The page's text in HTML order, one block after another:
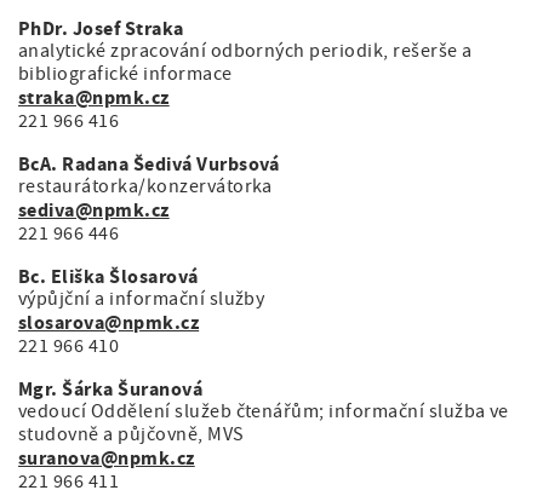
PhDr. Josef Straka
analytické zpracování odborných periodik, rešerše a
bibliografické informace
straka@npmk.cz
221 966 416
BcA. Radana Šedivá Vurbsová
restaurátorka/konzervátorka
sediva@npmk.cz
221 966 446
Bc. Eliška Šlosarová
výpůjční a informační služby
slosarova@npmk.cz
221 966 410
Mgr. Šárka Šuranová
vedoucí Oddělení služeb čtenářům; informační služba ve
studovně a půjčovně, MVS
suranova@npmk.cz
221 966 411